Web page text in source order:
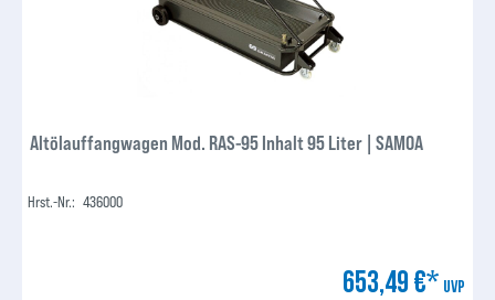
Altölauffangwagen Mod. RAS-95 Inhalt 95 Liter | SAMOA
Hrst.-Nr.: 436000
653,49 €* UVP